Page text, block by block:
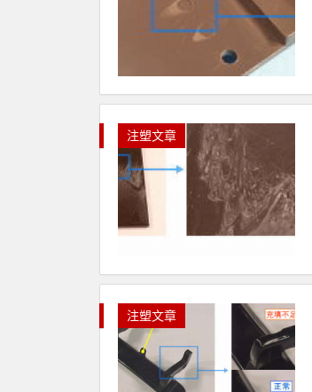
注塑文章
注塑文章